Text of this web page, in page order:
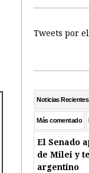
Tweets por
Noticias Recientes
Más comentado
El Senado
de Milei y
argentino